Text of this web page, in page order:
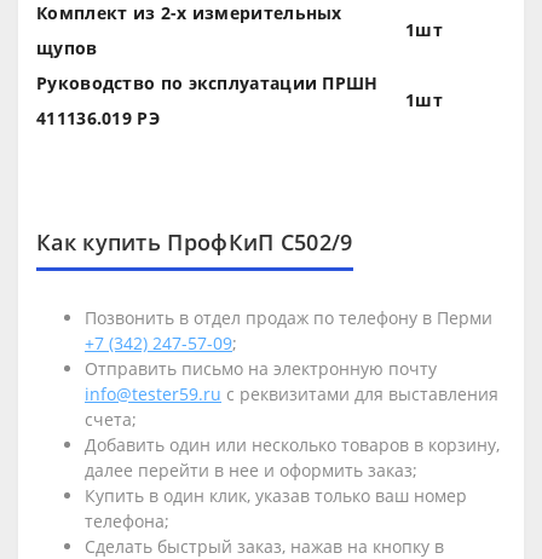
Комплект из 2-х измерительных
щупов
1шт
Руководство по эксплуатации ПРШН
411136.019 РЭ
1шт
Как купить ПрофКиП С502/9
Позвонить в отдел продаж по телефону в Перми
+7 (342) 247-57-09;
Отправить письмо на электронную почту
info@tester59.ru с реквизитами для выставления
счета;
Добавить один или несколько товаров в корзину,
далее перейти в нее и оформить заказ;
Купить в один клик, указав только ваш номер
телефона;
Сделать быстрый заказ, нажав на кнопку в